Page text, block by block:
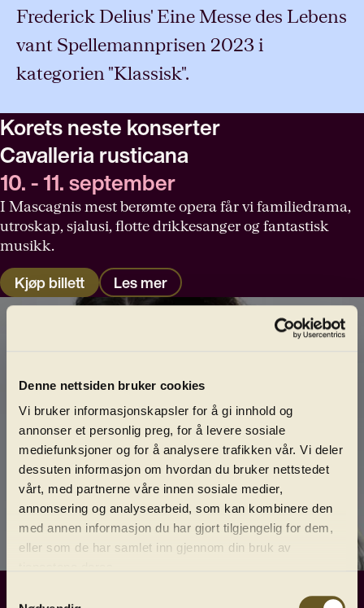
Denne nettsiden bruker cookies
Vi bruker informasjonskapsler for å gi innhold og
annonser et personlig preg, for å levere sosiale
mediefunksjoner og for å analysere trafikken vår. Vi deler
dessuten informasjon om hvordan du bruker nettstedet
vårt, med partnerne våre innen sosiale medier,
annonsering og analysearbeid, som kan kombinere den
med annen informasjon du har gjort tilgjengelig for dem,
eller som de har samlet inn gjennom din bruk av
Frederick Delius' Eine Messe des Lebens
vant Spellemannprisen 2023 i
kategorien "Klassisk".
Korets neste konserter
Cavalleria rusticana
10. - 11. september
I Mascagnis mest berømte opera får vi familiedrama,
utroskap, sjalusi, flotte drikkesanger og fantastisk
musikk.
Kjøp billett Les mer